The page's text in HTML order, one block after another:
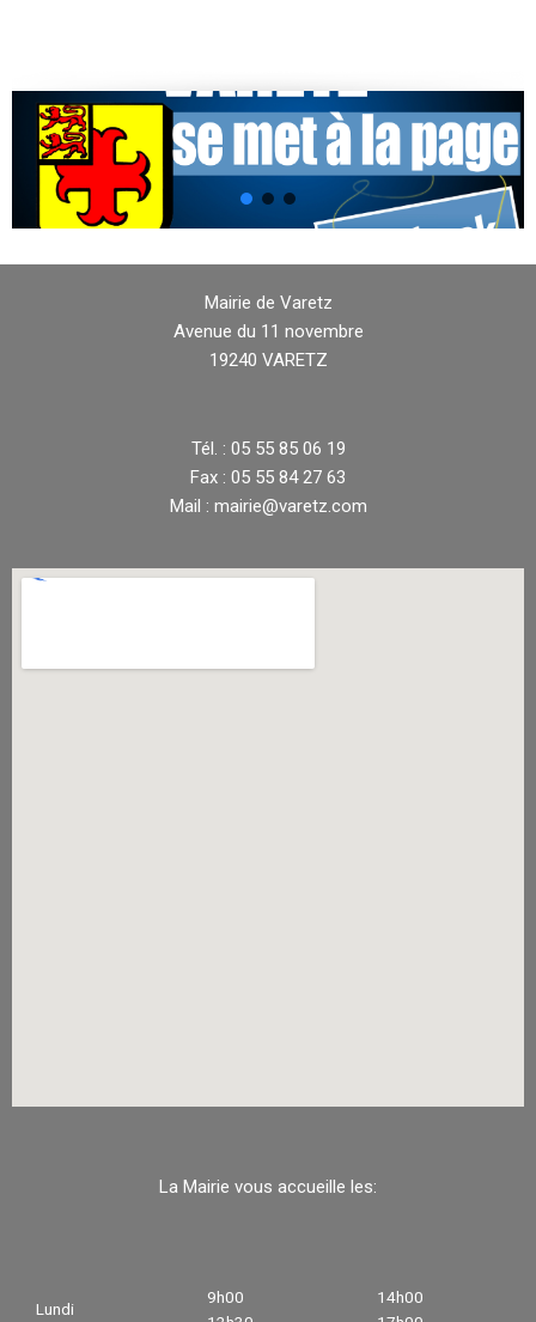
Mairie de Varetz
Avenue du 11 novembre
19240 VARETZ
Tél. : 05 55 85 06 19
Fax : 05 55 84 27 63
Mail : mairie@varetz.com
La Mairie vous accueille les:
Lundi
9h00
14h00